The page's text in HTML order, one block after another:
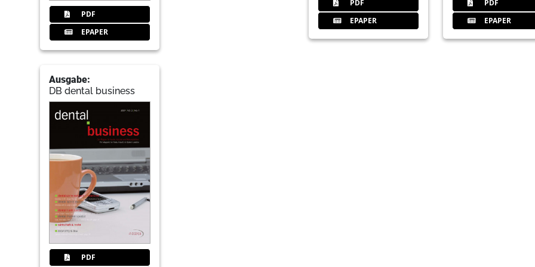
PDF
EPAPER
PDF
EPAPER
PDF
EPAPER
Ausgabe:
DB dental business
PDF